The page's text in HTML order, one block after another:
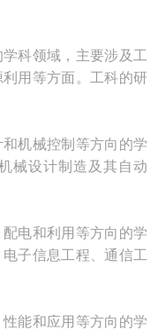
科领域，主要涉及工
用等方面。工科的研
机械控制等方向的学
械设计制造及其自动
电和利用等方向的学
子信息工程、通信工
能和应用等方向的学